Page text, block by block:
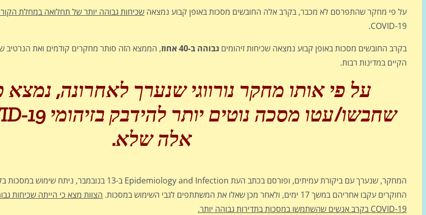
על פי מחקר שהתפרסם לא מכבר, בקרב אלה החובשים מסכות באופן קבוע נמצאה שכיחות גבוהה יותר של תחלואה במחלת
COVID-19.
בקרב החובשים מסכות באופן קבוע נמצאה שכיחות זיהומים גבוהה ב-40 אחוז
, הממצא הזה סותר מחקרים קודמים ואת הנרטיב
הקיים במדינות רבות.
על פי אותו מחקר נורווגי שנערך לאחרונה, נמצא
שחבשו/עטו מסכה נוטים יותר להידבק בזיהומי19
אלה שלא.
החוקרים עקבו אחריהם במשך 17 ימים, ולאחר מכן שאלו את המשתתפים לגבי השימוש במסכות.
הצוות מצא כי הייתה שכיחות
COVID-19 בקרב אנשים שהשתמשו במסכות בתדירות גבוהה יותר.